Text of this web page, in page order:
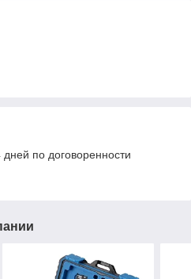
по договоренности